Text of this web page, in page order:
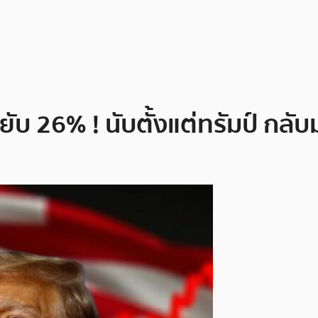
บ 26% ! นับตั้งแต่ทรัมป์ กลั